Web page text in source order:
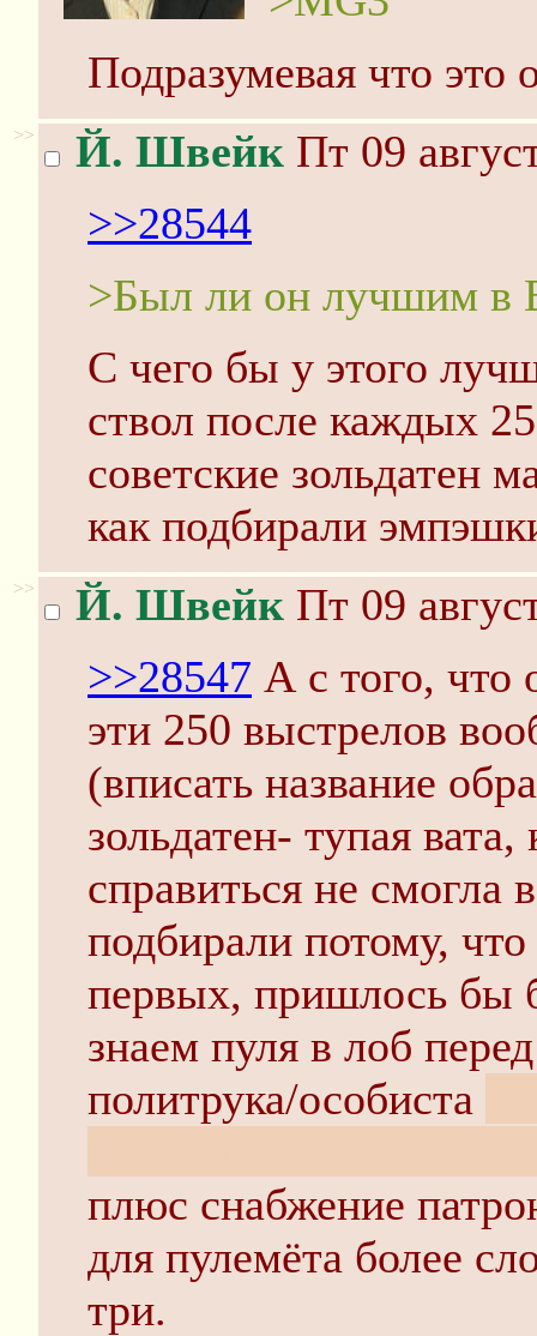
Подразумевая что это
>> Й. Швейк Пт 09
>>28544
>Был ли он лучшим
С чего бы у этого
ствол после каждых
советские зольдатен
как подбирали
>> Й. Швейк Пт 09
>>28547 А с того, что
эти 250 выстрелов
(вписать название
зольдатен- тупая
справиться не смогла
подбирали потому,
первых, пришлось бы
знаем пуля в лоб
политрука/особиста
плюс снабжение
для пулемёта более
три.